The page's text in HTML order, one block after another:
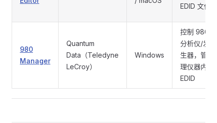
EDID 文件
980
Manager
Quantum
Data（Teledyne
LeCroy）
Windows
控制 980
分析仪/发
生器，管
理仪器内
EDID